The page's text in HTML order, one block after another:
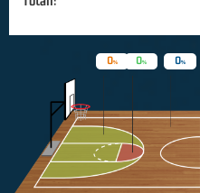
0
0 0